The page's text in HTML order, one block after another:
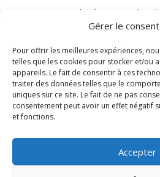
Gérer le
Pour offrir les meilleures expériences,
telles que les cookies pour stocker et/ou
appareils. Le fait de consentir à ces
traiter des données telles que le
uniques sur ce site. Le fait de ne pas
consentement peut avoir un effet négatif
et fonctions.
Accepter
| Juil 27, 2026 |
propriété par étages (PPE)
problématique fréquente en
notamment dans le canton du
dues à des défauts de
prise en charge des...